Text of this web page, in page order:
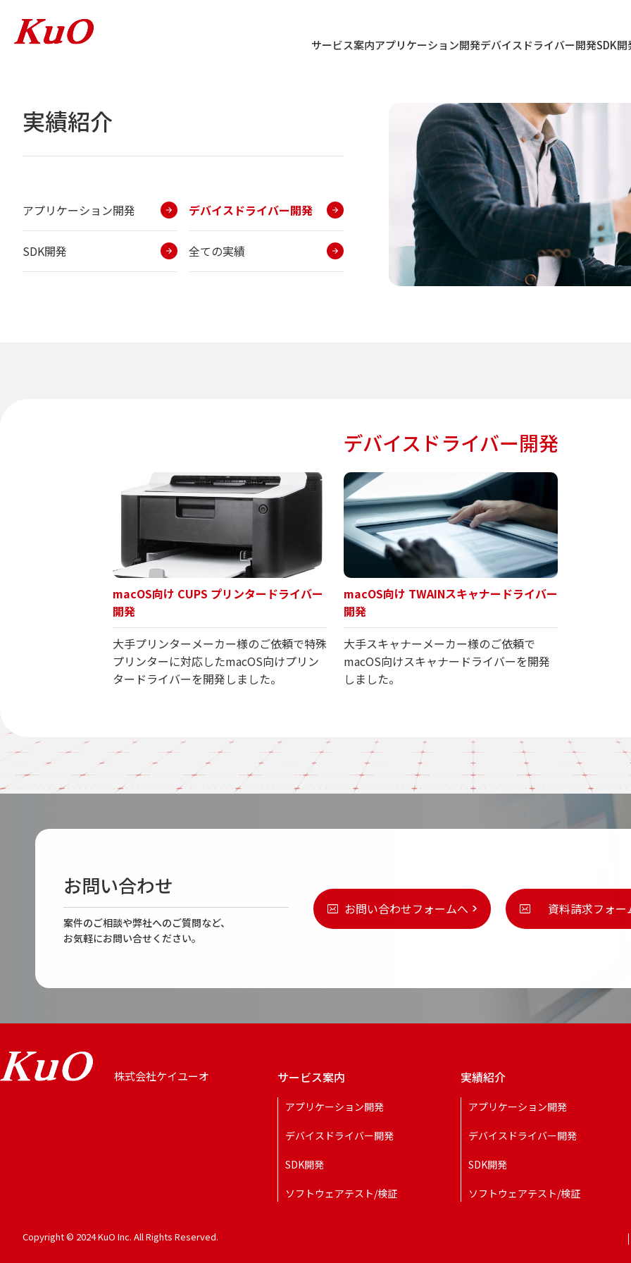
サービス案内アプリケーション開発デバイスドライバー開発SDK開
実績紹介
アプリケーション開発 デバイスドライバー開発
SDK開発 全ての実績
デバイスドライバー開発
macOS向け CUPS プリンタードライバー
開発
大手プリンターメーカー様のご依頼で特殊
プリンターに対応したmacOS向けプリン
タードライバーを開発しました。
macOS向け TWAINスキャナードライバー
開発
大手スキャナーメーカー様のご依頼で
macOS向けスキャナードライバーを開発
しました。
お問い合わせ
案件のご相談や弊社へのご質問など、
お気軽にお問い合せください。
お問い合わせフォームへ 資料請求フォー
株式会社ケイユーオ サービス案内
アプリケーション開発
デバイスドライバー開発
SDK開発
ソフトウェアテスト/検証
実績紹介
アプリケーション開発
デバイスドライバー開発
SDK開発
ソフトウェアテスト/検証
Copyright © 2024 KuO Inc. All Rights Reserved.